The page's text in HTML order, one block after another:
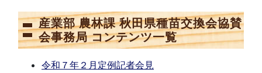
産業部 農林課 秋田県種苗交換会協賛
会事務局 コンテンツ一覧
令和７年２月定例記者会見